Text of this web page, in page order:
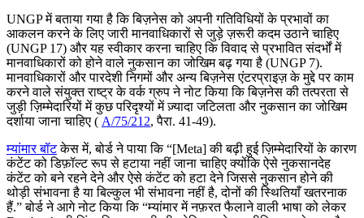
UNGP में बताया गया है कि बिज़नेस को अपनी गतिविधियों के प्रभावों का
आकलन करने के लिए जारी मानवाधिकारों से जुड़े ज़रूरी कदम उठाने चाहिए
(UNGP 17) और यह स्वीकार करना चाहिए कि विवाद से प्रभावित संदर्भों में
मानवाधिकारों को होने वाले नुकसान का जोखिम बढ़ गया है (UNGP 7).
मानवाधिकारों और पारदेशी निगमों और अन्य बिज़नेस एंटरप्राइज़ के मुद्दे पर काम
करने वाले संयुक्त राष्ट्र के वर्क ग्रुप ने नोट किया कि बिज़नेस की तत्परता से
जुड़ी ज़िम्मेदारियों में कुछ परिदृश्यों में ज़्यादा जटिलता और नुकसान का जोखिम
दर्शाया जाना चाहिए ( A/75/212, पैरा. 41-49).
म्यांमार बॉटकेस में, बोर्ड ने पाया कि “[Meta] की बढ़ी हुई ज़िम्मेदारियों के कारण
कंटेंट को डिफ़ॉल्ट रूप से हटाया नहीं जाना चाहिए क्योंकि ऐसे नुकसानदेह
कंटेंट को बने रहने देने और ऐसे कंटेंट को हटा देने जिससे नुकसान होने की
थोड़ी संभावना है या बिल्कुल भी संभावना नहीं है, दोनों की स्थितियाँ खतरनाक
हैं.” बोर्ड ने आगे नोट किया कि “म्यांमार में नफ़रत फैलाने वाली भाषा को लेकर